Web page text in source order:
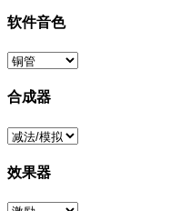
软件音色
合成器
效果器